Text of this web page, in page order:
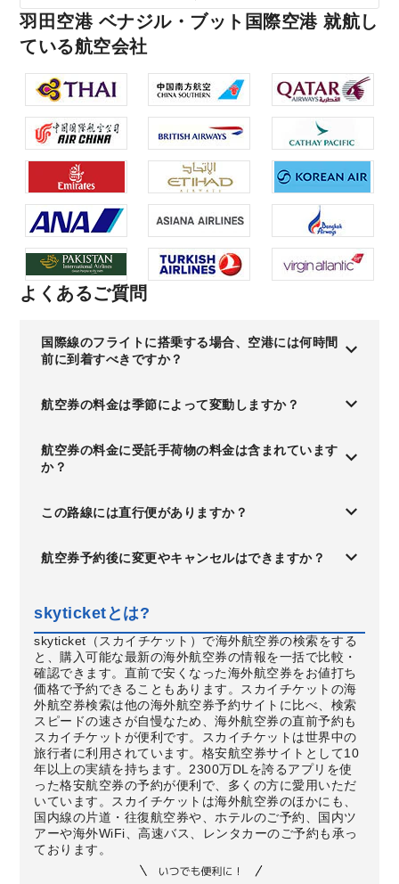
羽田空港 ベナジル・ブット国際空港 就航し
ている航空会社
よくあるご質問
国際線のフライトに搭乗する場合、空港には何時間
前に到着すべきですか？
航空券の料金は季節によって変動しますか？
航空券の料金に受託手荷物の料金は含まれています
か？
この路線には直行便がありますか？
航空券予約後に変更やキャンセルはできますか？
skyticketとは?
skyticket（スカイチケット）で海外航空券の検索をする
と、購入可能な最新の海外航空券の情報を一括で比較・
確認できます。直前で安くなった海外航空券をお値打ち
価格で予約できることもあります。スカイチケットの海
外航空券検索は他の海外航空券予約サイトに比べ、検索
スピードの速さが自慢なため、海外航空券の直前予約も
スカイチケットが便利です。スカイチケットは世界中の
旅行者に利用されています。格安航空券サイトとして10
年以上の実績を持ちます。2300万DLを誇るアプリを使
った格安航空券の予約が便利で、多くの方に愛用いただ
いています。スカイチケットは海外航空券のほかにも、
国内線の片道・往復航空券や、ホテルのご予約、国内ツ
アーや海外WiFi、高速バス、レンタカーのご予約も承っ
ております。